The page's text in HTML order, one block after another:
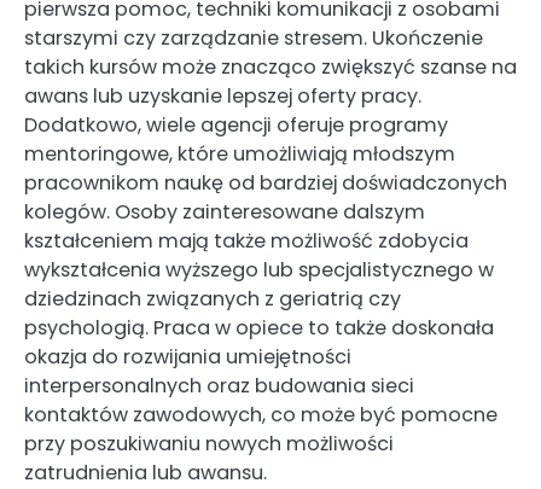
pierwsza pomoc, techniki komunikacji z osobami
starszymi czy zarządzanie stresem. Ukończenie
takich kursów może znacząco zwiększyć szanse na
awans lub uzyskanie lepszej oferty pracy.
Dodatkowo, wiele agencji oferuje programy
mentoringowe, które umożliwiają młodszym
pracownikom naukę od bardziej doświadczonych
kolegów. Osoby zainteresowane dalszym
kształceniem mają także możliwość zdobycia
wykształcenia wyższego lub specjalistycznego w
dziedzinach związanych z geriatrią czy
psychologią. Praca w opiece to także doskonała
okazja do rozwijania umiejętności
interpersonalnych oraz budowania sieci
kontaktów zawodowych, co może być pomocne
przy poszukiwaniu nowych możliwości
zatrudnienia lub awansu.